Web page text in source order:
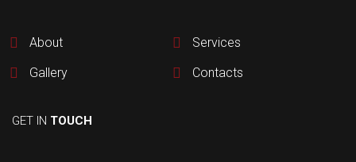
About
Services
Gallery
Contacts
GET IN TOUCH